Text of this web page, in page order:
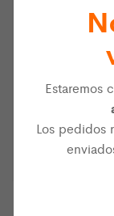
Somos
electrónica
Estaremos
Los pedidos